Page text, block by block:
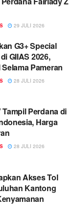
29 JULI 2026
G3+ Special
GIIAS 2026,
Pameran
28 JULI 2026
Tampil Perdana di
Harga
28 JULI 2026
Akses Tol
Kantong